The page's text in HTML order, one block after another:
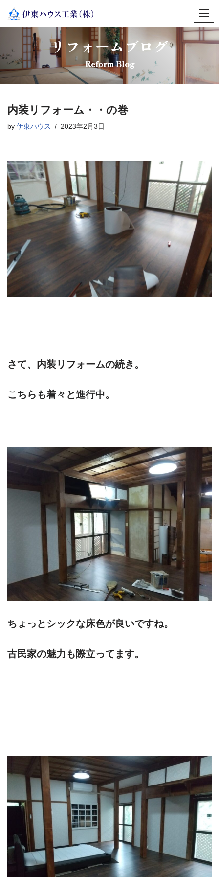
コ
テ
ン
ツ
へ
キ
プ
リフォームブログ
Reform Blog
内装リフォーム・・の巻
by 伊東ハウス 2023年2月3日
さて、内装リフォームの続き。
こちらも着々と進行中。
ちょっとシックな床色が良いですね。
古民家の魅力も際立ってます。